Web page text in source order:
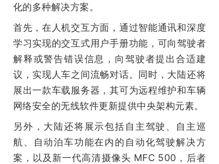
化的多种解决方案。
首先，在人机交互方面，通过智能通讯和深度
学习实现的交互式用户手册功能，可向驾驶者
解释或警告错误信息，向驾驶者提出合适建
议，实现人车之间流畅对话。同时，大陆还将
展出一款车载服务器，其可为远程维护和车辆
网络安全的无线软件更新提供中央架构元素。
另外，大陆还将展示包括自主驾驶、自主巡
航、自动泊车功能在内的自动化驾驶解决方
案，以及新一代高清摄像头 MFC 500，后者